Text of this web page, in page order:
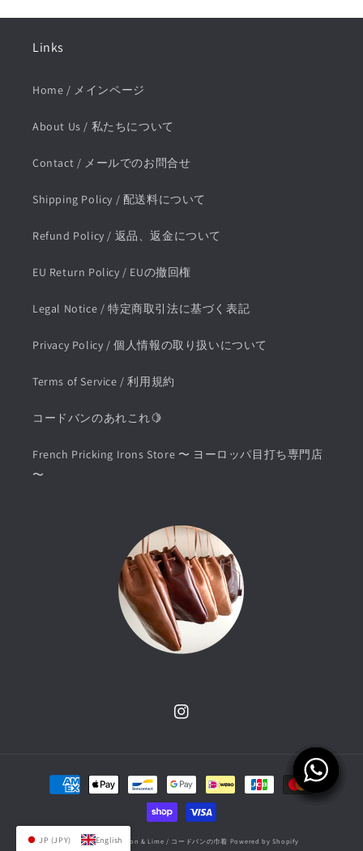
Links
Home / メインページ
About Us / 私たちについて
Contact / メールでのお問合せ
Shipping Policy / 配送料について
Refund Policy / 返品、返金について
EU Return Policy / EUの撤回権
Legal Notice / 特定商取引法に基づく表記
Privacy Policy / 個人情報の取り扱いについて
Terms of Service / 利用規約
コードバンのあれこれ🍋
French Pricking Irons Store 〜 ヨーロッパ目打ち専門店
〜
Instagram
Payment
methods
© 2026,atelier Lemon & Lime / コードバンの巾着 Powered by Shopify
JP (JPY) English